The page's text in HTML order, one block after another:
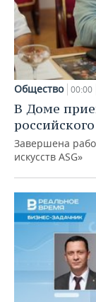
Общество 00:00
В Доме
Завершена
искусств ASG»